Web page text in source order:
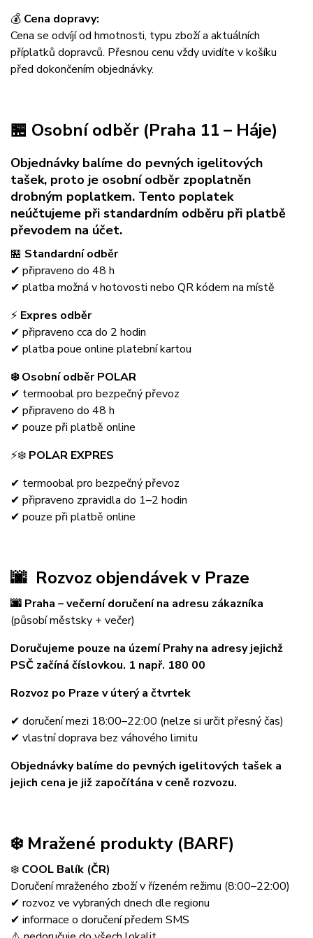
💰 Cena dopravy:
Cena se odvíjí od hmotnosti, typu zboží a aktuálních
příplatků dopravců. Přesnou cenu vždy uvidíte v košíku
před dokončením objednávky.
🏪 Osobní odběr (Praha 11 – Háje)
Objednávky balíme do pevných igelitových
tašek, proto je osobní odběr zpoplatněn
drobným poplatkem. Tento poplatek
neúčtujeme při standardním odběru při platbě
převodem na účet.
🏪 Standardní odběr
✔ připraveno do 48 h
✔ platba možná v hotovosti nebo QR kódem na místě
⚡ Expres odběr
✔ připraveno cca do 2 hodin
✔ platba poue online platební kartou
❄️ Osobní odběr POLAR
✔ termoobal pro bezpečný převoz
✔ připraveno do 48 h
✔ pouze při platbě online
⚡❄️ POLAR EXPRES
✔ termoobal pro bezpečný převoz
✔ připraveno zpravidla do 1–2 hodin
✔ pouze při platbě online
🌆 Rozvoz objendávek v Praze
🌆 Praha – večerní doručení na adresu zákazníka
(působí městsky + večer)
Doručujeme pouze na území Prahy na adresy jejichž
PSČ začíná číslovkou. 1 např. 180 00
Rozvoz po Praze v úterý a čtvrtek
✔ doručení mezi 18:00–22:00 (nelze si určit přesný čas)
✔ vlastní doprava bez váhového limitu
Objednávky balíme do pevných igelitových tašek a
jejich cena je již započítána v ceně rozvozu.
❄️ Mražené produkty (BARF)
❄️ COOL Balík (ČR)
Doručení mraženého zboží v řízeném režimu (8:00–22:00)
✔ rozvoz ve vybraných dnech dle regionu
✔ informace o doručení předem SMS